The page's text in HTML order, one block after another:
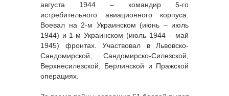
августа 1944 – командир 5-го
истребительного авиационного корпуса.
Воевал на 2-м Украинском (июнь – июль
1944) и 1-м Украинском (июль 1944 – май
1945) фронтах. Участвовал в Львовско-
Сандомирской, Сандомирско-Силезской,
Верхнесилезской, Берлинской и Пражской
операциях.